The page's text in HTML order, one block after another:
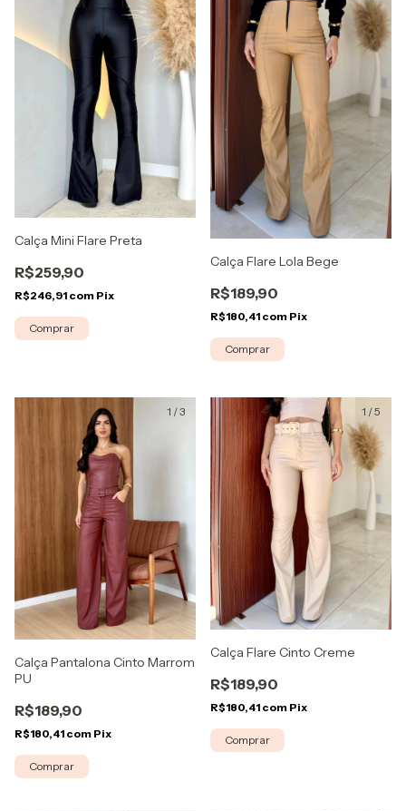
Calça Mini Flare Preta
R$259,90
R$246,91 com Pix
Comprar
Calça Flare Lola Bege
R$189,90
R$180,41 com Pix
Comprar
1 /3
Calça Pantalona Cinto Marrom
PU
R$189,90
R$180,41 com Pix
Comprar
1 /5
Calça Flare Cinto Creme
R$189,90
R$180,41 com Pix
Comprar